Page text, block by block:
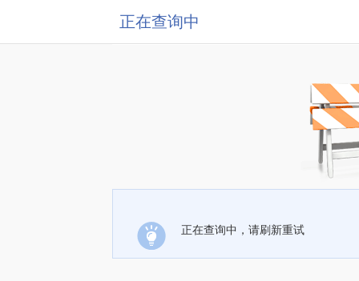
正在查询中
正在查询中，请刷新重试